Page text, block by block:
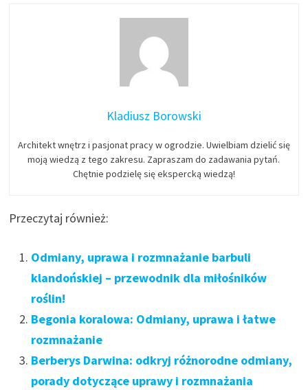
Kladiusz Borowski
Architekt wnętrz i pasjonat pracy w ogrodzie. Uwielbiam dzielić się
moją wiedzą z tego zakresu. Zapraszam do zadawania pytań.
Chętnie podzielę się ekspercką wiedzą!
Przeczytaj również:
Odmiany, uprawa i rozmnażanie barbuli
klandońskiej – przewodnik dla miłośników
roślin!
Begonia koralowa: Odmiany, uprawa i łatwe
rozmnażanie
Berberys Darwina: odkryj różnorodne odmiany,
porady dotyczące uprawy i rozmnażania